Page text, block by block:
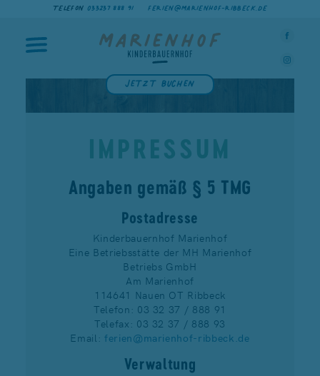
TELEFON 033237 888 91 FERIEN@MARIENHOF-RIBBECK.DE
Jetzt buchen
IMPRESSUM
Angaben gemäß § 5 TMG
Postadresse
Kinderbauernhof Marienhof
Eine Betriebsstätte der MH Marienhof
Betriebs GmbH
Am Marienhof
114641 Nauen OT Ribbeck
Telefon: 03 32 37 / 888 91
Telefax: 03 32 37 / 888 93
Email: ferien@marienhof-ribbeck.de
Verwaltung